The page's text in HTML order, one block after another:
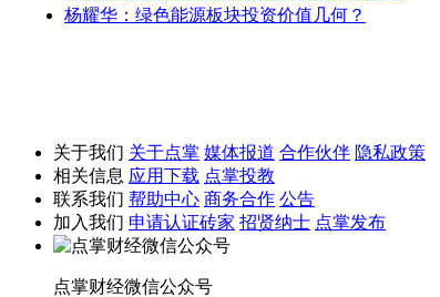
杨耀华：绿色能源板块投资价值几何？
关于我们 关于点掌 媒体报道 合作伙伴 隐私政策
相关信息 应用下载 点掌投教
联系我们 帮助中心 商务合作 公告
加入我们 申请认证砖家 招贤纳士 点掌发布
点掌财经微信公众号